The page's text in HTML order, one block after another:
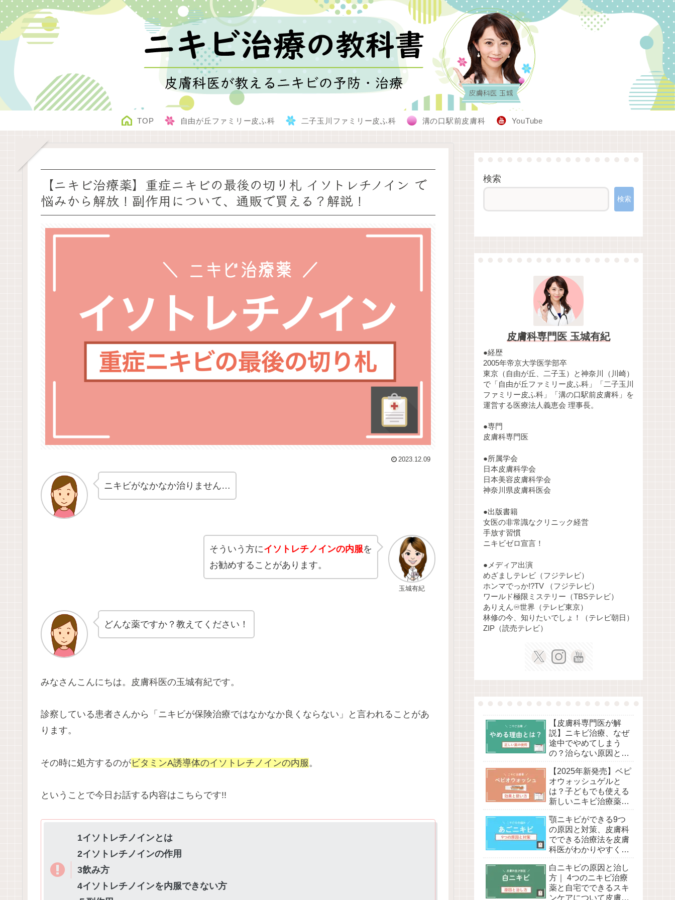
TOP 自由が丘ファミリー皮ふ科 二子玉川ファミリー皮ふ科 溝の口駅前皮膚科 YouTube
【ニキビ治療薬】重症ニキビの最後の切り札 イソトレチノイン で
悩みから解放！副作用について、通販で買える？解説！
2023.12.09
ニキビがなかなか治りません…
玉城有紀
そういう方にイソトレチノインの内服を
お勧めする こと があります。
どんな薬ですか？教えてください！
みなさんこんにちは。皮膚科医の玉城有紀です。
診察している患者さんから「ニキビが保険治療ではなかなか良くならない」と言われることがあ
ります。
その時に処方するのがビタミンA誘導体のイソトレチノインの内服 。
ということで今日お話する内容はこちらです!!
1イソトレチノインとは
2イソトレチノインの作用
3飲み方
4イソトレチノインを内服できない方
検索
検索
皮膚科専門医 玉城有紀
●経歴
2005年帝京大学医学部卒
東京（自由が丘、二子玉）と神奈川（川崎）
で「自由が丘ファミリー皮ふ科」「二子玉川
ファミリー皮ふ科」「溝の口駅前皮膚科」を
運営する医療法人義恵会 理事長。
●専門
皮膚科専門医
●所属学会
日本皮膚科学会
日本美容皮膚科学会
神奈川県皮膚科医会
●出版書籍
女医の非常識なクリニック経営
手放す習慣
ニキビゼロ宣言！
●メディア出演
めざましテレビ（フジテレビ）
ホンマでっか!?TV （フジテレビ）
ワールド極限ミステリー（TBSテレビ）
ありえん♾️世界（テレビ東京）
林修の今、知りたいでしょ！（テレビ朝日）
ZIP（読売テレビ）
【皮膚科専門医が解
説】ニキビ治療、なぜ
途中でやめてしまう
の？治らない原因と間
は？
【2025年新発売】ベピ
オウォッシュゲルと
は？子どもでも使える
新しいニキビ治療薬の
べピオゲルとの違い、
副作用について皮膚科
医が解説！
顎ニキビができる9つ
の原因と対策、皮膚科
でできる治療法を皮膚
科医がわかりやすく解
白ニキビの原因と治し
方｜ 4つのニキビ治療
薬と自宅でできるスキ
ンケアについて皮膚科